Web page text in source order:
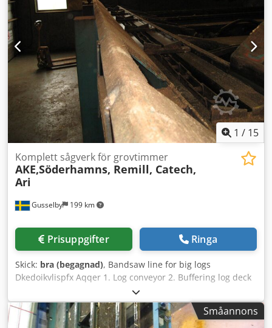
1 / 15
Gusselby 199 km
Komplett sågverk för grovtimmer
AKE,Söderhamns, Remill, Catech,
Ari
Prisuppgifter Ringa
Skick: bra (begagnad), Bandsaw line for big logs
Dkedoikvlispfx Aqqer 1. Log conveyor 2. Buffering log deck
and one piece feeder 3. Log conveyor and centering infeed
with turner 4. Söderhamn AKE 245A Twin reducer
bandsaw (ARI 6 knife heads) 5. Board separator with block
Småannons